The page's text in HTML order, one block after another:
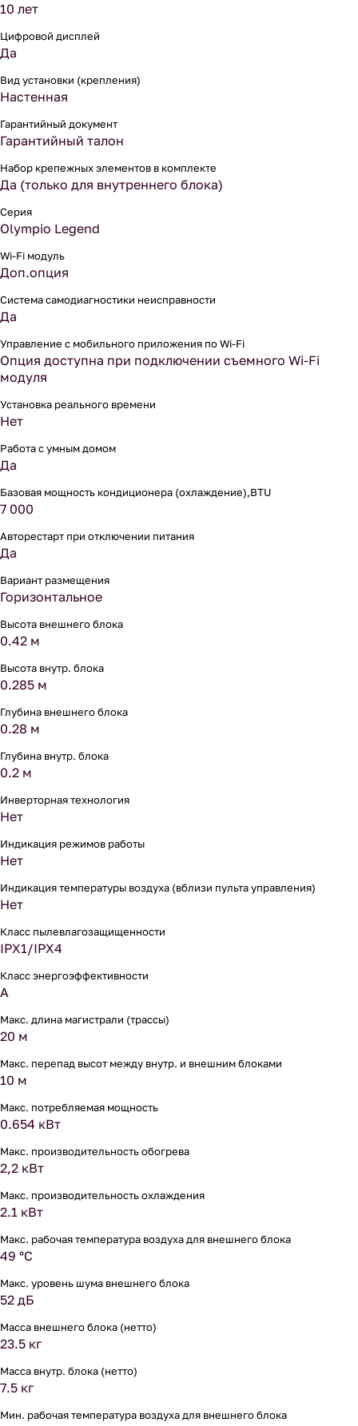
10 лет
Цифровой дисплей
Да
Вид установки (крепления)
Настенная
Гарантийный документ
Гарантийный талон
Набор крепежных элементов в комплекте
Да (только для внутреннего блока)
Серия
Olympio Legend
Wi-Fi модуль
Доп.опция
Система самодиагностики неисправности
Да
Управление c мобильного приложения по Wi-Fi
Опция доступна при подключении съемного Wi-Fi
модуля
Установка реального времени
Нет
Работа с умным домом
Да
Базовая мощность кондиционера (охлаждение),BTU
7 000
Авторестарт при отключении питания
Да
Вариант размещения
Горизонтальное
Высота внешнего блока
0.42 м
Высота внутр. блока
0.285 м
Глубина внешнего блока
0.28 м
Глубина внутр. блока
0.2 м
Инверторная технология
Нет
Индикация режимов работы
Нет
Индикация температуры воздуха (вблизи пульта управления)
Нет
Класс пылевлагозащищенности
IPX1/IPX4
Класс энергоэффективности
A
Макс. длина магистрали (трассы)
20 м
Макс. перепад высот между внутр. и внешним блоками
10 м
Макс. потребляемая мощность
0.654 кВт
Макс. производительность обогрева
2,2 кВт
Макс. производительность охлаждения
2.1 кВт
Макс. рабочая температура воздуха для внешнего блока
49 °С
Макс. уровень шума внешнего блока
52 дБ
Масса внешнего блока (нетто)
23.5 кг
Масса внутр. блока (нетто)
7.5 кг
Мин. рабочая температура воздуха для внешнего блока